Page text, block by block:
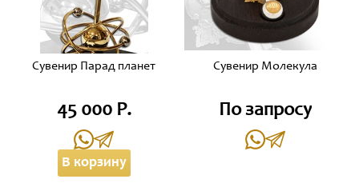
Сувенир Парад планет
45 000 Р.
В корзину
Сувенир Молекула
По запросу